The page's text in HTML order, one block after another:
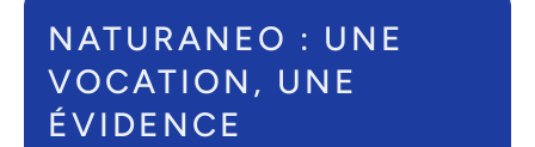
NATURANEO : UNE
VOCATION, UNE
ÉVIDENCE